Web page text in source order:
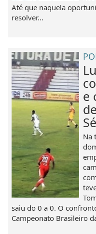
Até que naquela
resolver...
e
Na
saiu do 0 a 0. O
Campeonato Brasileiro